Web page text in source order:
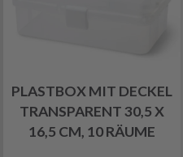
PLASTBOX MIT DECKEL
TRANSPARENT 30,5 X
16,5 CM, 10 RÄUME